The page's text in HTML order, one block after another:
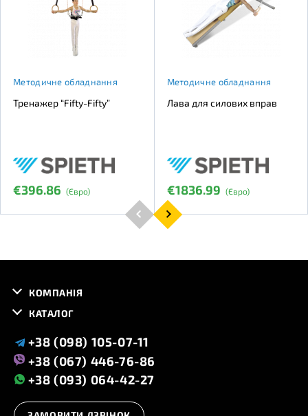
Методичне обладнання
Тренажер “Fifty-Fifty”
€396.86 (Євро)
Методичне обладнання
Лава для силових вправ
€1836.99 (Євро)
КОМПАНІЯ
КАТАЛОГ
+38 (098) 105-07-11
+38 (067) 446-76-86
+38 (093) 064-42-27